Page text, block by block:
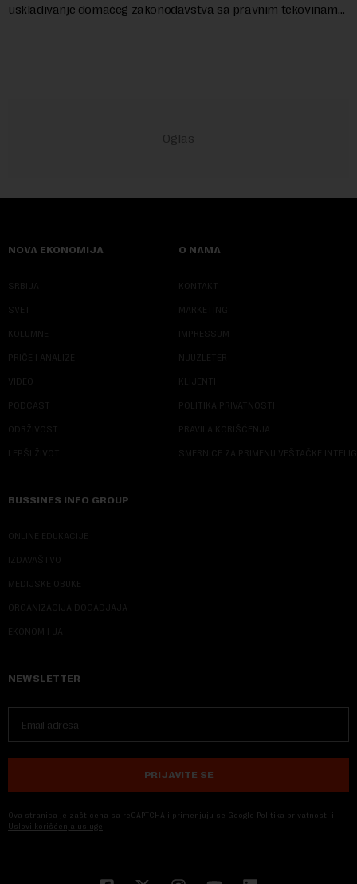
usklađivanje domaćeg zakonodavstva sa pravnim tekovinama
NOVA EKONOMIJA
SRBIJA
SVET
KOLUMNE
PRIČE I ANALIZE
VIDEO
PODCAST
ODRŽIVOST
LEPŠI ŽIVOT
O NAMA
KONTAKT
MARKETING
IMPRESSUM
NJUZLETER
KLIJENTI
POLITIKA PRIVATNOSTI
PRAVILA KORIŠĆENJA
SMERNICE ZA PRIMENU VEŠTAČKE
BUSSINES INFO GROUP
ONLINE EDUKACIJE
IZDAVAŠTVO
MEDIJSKE OBUKE
ORGANIZACIJA DOGADJAJA
EKONOM I JA
NEWSLETTER
PRIJAVITE SE
Ova stranica je zaštićena sa reCAPTCHA i primenjuju se Google Politika privatnosti i
Uslovi korišćenja usluge